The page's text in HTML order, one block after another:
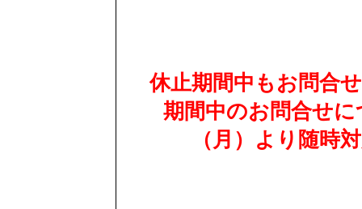
休止期間中もお問合
期間中のお問合せ
（月）より随時